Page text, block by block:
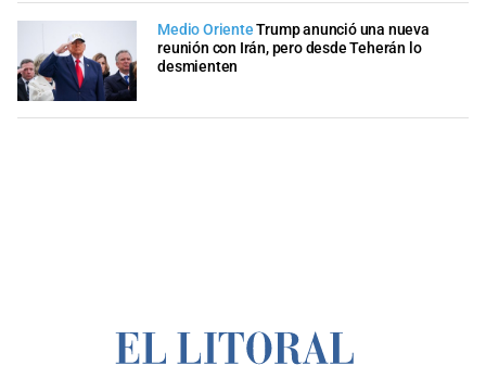
Medio Oriente Trump anunció una nueva
reunión con Irán, pero desde Teherán lo
desmienten